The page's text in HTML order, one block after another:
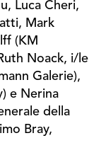
Luca Cheri,
Mark
(KM
Noack, i/le
Galerie),
e Nerina
della
Bray,